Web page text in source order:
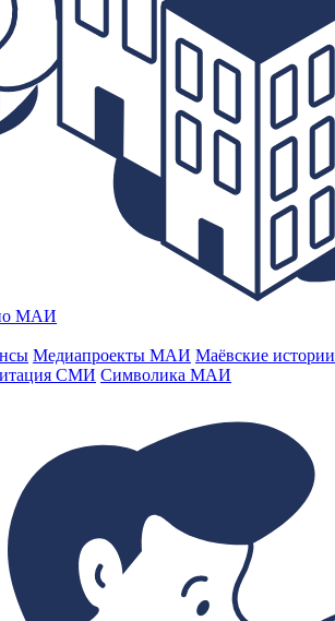
МАИ
Медиапроекты МАИ Маёвские
СМИ Символика МАИ